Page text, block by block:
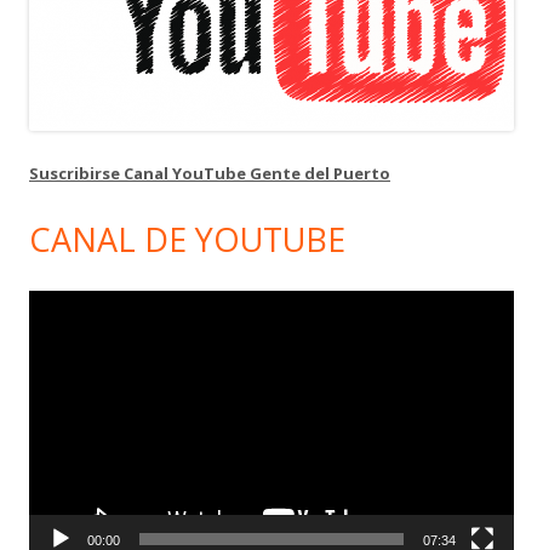
Suscribirse Canal YouTube Gente del Puerto
CANAL DE YOUTUBE
00:00 07:34